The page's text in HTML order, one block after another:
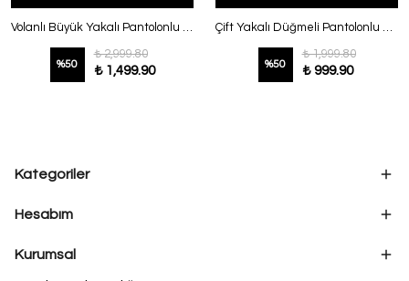
Volanlı Büyük Yakalı Pantolonlu Jakar Takım Siyah
%50
₺ 2,999.80
₺ 1,499.90
Çift Yakalı Düğmeli Pantolonlu Dabıl Takım Füme
%50
₺ 1,999.80
₺ 999.90
Kategoriler
Hesabım
Kurumsal